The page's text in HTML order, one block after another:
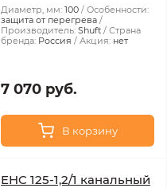
Диаметр, мм: 100
Особенности:
защита от перегрева
Производитель: Shuft
Страна
бренда: Россия Акция: нет
7 070 руб.
В корзину
EHC 125-1,2/1 канальный